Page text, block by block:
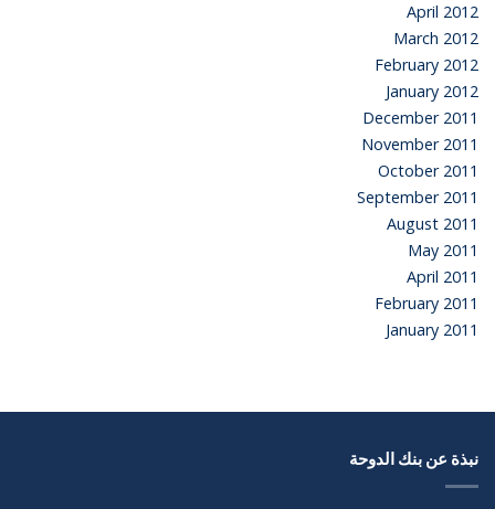
April 2012
March 2012
February 2012
January 2012
December 2011
November 2011
October 2011
September 2011
August 2011
May 2011
April 2011
February 2011
January 2011
نبذة عن بنك الدوحة